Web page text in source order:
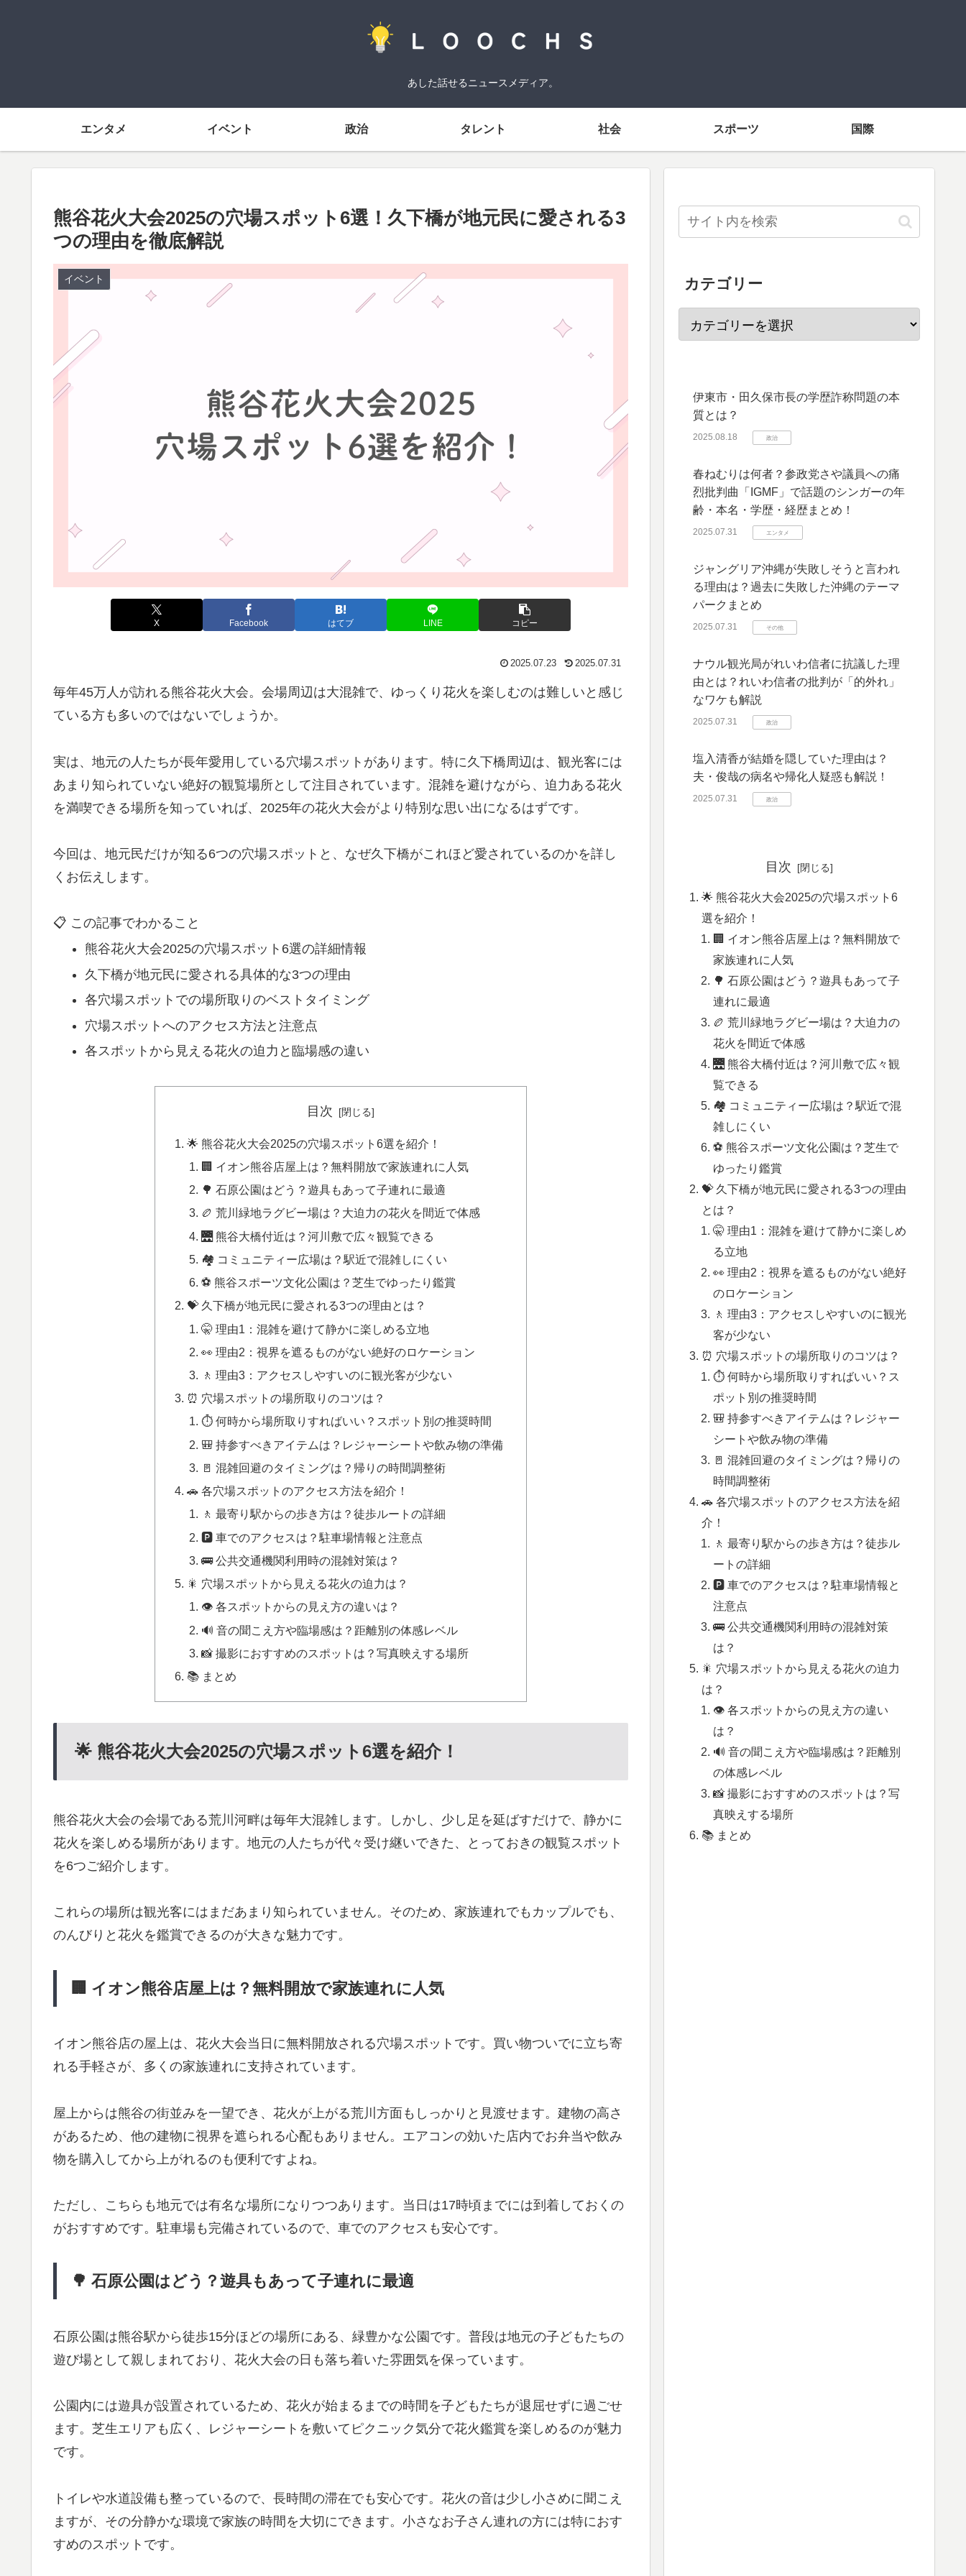
あした話せるニュースメディア。
エンタメ イベント 政治 タレント 社会 スポーツ 国際
熊谷花火大会2025の穴場スポット6選！久下橋が地元民に愛される3
つの理由を徹底解説
イベント
X Facebook はてブ LINE コピー
2025.07.23 2025.07.31
毎年45万人が訪れる熊谷花火大会。会場周辺は大混雑で、ゆっくり花火を楽しむのは難しいと感じ
ている方も多いのではないでしょうか。
実は、地元の人たちが長年愛用している穴場スポットがあります。特に久下橋周辺は、観光客には
あまり知られていない絶好の観覧場所として注目されています。混雑を避けながら、迫力ある花火
を満喫できる場所を知っていれば、2025年の花火大会がより特別な思い出になるはずです。
今回は、地元民だけが知る6つの穴場スポットと、なぜ久下橋がこれほど愛されているのかを詳し
くお伝えします。
📋 この記事でわかること
熊谷花火大会2025の穴場スポット6選の詳細情報
久下橋が地元民に愛される具体的な3つの理由
各穴場スポットでの場所取りのベストタイミング
穴場スポットへのアクセス方法と注意点
各スポットから見える花火の迫力と臨場感の違い
目次
🌟 熊谷花火大会2025の穴場スポット6選を紹介！
🏢 イオン熊谷店屋上は？無料開放で家族連れに人気
🌳 石原公園はどう？遊具もあって子連れに最適
🏉 荒川緑地ラグビー場は？大迫力の花火を間近で体感
🌉 熊谷大橋付近は？河川敷で広々観覧できる
🏘️ コミュニティー広場は？駅近で混雑しにくい
⚽ 熊谷スポーツ文化公園は？芝生でゆったり鑑賞
💝 久下橋が地元民に愛される3つの理由とは？
🤫 理由1：混雑を避けて静かに楽しめる立地
👀 理由2：視界を遮るものがない絶好のロケーション
🚶 理由3：アクセスしやすいのに観光客が少ない
⏰ 穴場スポットの場所取りのコツは？
⏱️ 何時から場所取りすればいい？スポット別の推奨時間
🎒 持参すべきアイテムは？レジャーシートや飲み物の準備
🚪 混雑回避のタイミングは？帰りの時間調整術
🚗 各穴場スポットのアクセス方法を紹介！
🚶 最寄り駅からの歩き方は？徒歩ルートの詳細
🅿️ 車でのアクセスは？駐車場情報と注意点
🚌 公共交通機関利用時の混雑対策は？
🎇 穴場スポットから見える花火の迫力は？
👁️ 各スポットからの見え方の違いは？
🔊 音の聞こえ方や臨場感は？距離別の体感レベル
📸 撮影におすすめのスポットは？写真映えする場所
📚 まとめ
🌟 熊谷花火大会2025の穴場スポット6選を紹介！
熊谷花火大会の会場である荒川河畔は毎年大混雑します。しかし、少し足を延ばすだけで、静かに
花火を楽しめる場所があります。地元の人たちが代々受け継いできた、とっておきの観覧スポット
を6つご紹介します。
これらの場所は観光客にはまだあまり知られていません。そのため、家族連れでもカップルでも、
のんびりと花火を鑑賞できるのが大きな魅力です。
🏢 イオン熊谷店屋上は？無料開放で家族連れに人気
イオン熊谷店の屋上は、花火大会当日に無料開放される穴場スポットです。買い物ついでに立ち寄
れる手軽さが、多くの家族連れに支持されています。
屋上からは熊谷の街並みを一望でき、花火が上がる荒川方面もしっかりと見渡せます。建物の高さ
があるため、他の建物に視界を遮られる心配もありません。エアコンの効いた店内でお弁当や飲み
物を購入してから上がれるのも便利ですよね。
ただし、こちらも地元では有名な場所になりつつあります。当日は17時頃までには到着しておくの
がおすすめです。駐車場も完備されているので、車でのアクセスも安心です。
🌳 石原公園はどう？遊具もあって子連れに最適
石原公園は熊谷駅から徒歩15分ほどの場所にある、緑豊かな公園です。普段は地元の子どもたちの
遊び場として親しまれており、花火大会の日も落ち着いた雰囲気を保っています。
公園内には遊具が設置されているため、花火が始まるまでの時間を子どもたちが退屈せずに過ごせ
ます。芝生エリアも広く、レジャーシートを敷いてピクニック気分で花火鑑賞を楽しめるのが魅力
です。
トイレや水道設備も整っているので、長時間の滞在でも安心です。花火の音は少し小さめに聞こえ
ますが、その分静かな環境で家族の時間を大切にできます。小さなお子さん連れの方には特におす
すめのスポットです。
カテゴリー
伊東市・田久保市長の学歴詐称問題の本
質とは？
2025.08.18 政治
春ねむりは何者？参政党さや議員への痛
烈批判曲「IGMF」で話題のシンガーの年
齢・本名・学歴・経歴まとめ！
2025.07.31 エンタメ
ジャングリア沖縄が失敗しそうと言われ
る理由は？過去に失敗した沖縄のテーマ
パークまとめ
2025.07.31 その他
ナウル観光局がれいわ信者に抗議した理
由とは？れいわ信者の批判が「的外れ」
なワケも解説
2025.07.31 政治
塩入清香が結婚を隠していた理由は？
夫・俊哉の病名や帰化人疑惑も解説！
2025.07.31 政治
目次
🌟 熊谷花火大会2025の穴場スポット6
選を紹介！
🏢 イオン熊谷店屋上は？無料開放で
家族連れに人気
🌳 石原公園はどう？遊具もあって子
連れに最適
🏉 荒川緑地ラグビー場は？大迫力の
花火を間近で体感
🌉 熊谷大橋付近は？河川敷で広々観
覧できる
🏘️ コミュニティー広場は？駅近で混
雑しにくい
⚽ 熊谷スポーツ文化公園は？芝生で
ゆったり鑑賞
💝 久下橋が地元民に愛される3つの理由
とは？
🤫 理由1：混雑を避けて静かに楽しめ
る立地
👀 理由2：視界を遮るものがない絶好
のロケーション
🚶 理由3：アクセスしやすいのに観光
客が少ない
⏰ 穴場スポットの場所取りのコツは？
⏱️ 何時から場所取りすればいい？ス
ポット別の推奨時間
🎒 持参すべきアイテムは？レジャー
シートや飲み物の準備
🚪 混雑回避のタイミングは？帰りの
時間調整術
🚗 各穴場スポットのアクセス方法を紹
介！
🚶 最寄り駅からの歩き方は？徒歩ル
ートの詳細
🅿️ 車でのアクセスは？駐車場情報と
注意点
🚌 公共交通機関利用時の混雑対策
は？
🎇 穴場スポットから見える花火の迫力
は？
👁️ 各スポットからの見え方の違い
は？
🔊 音の聞こえ方や臨場感は？距離別
の体感レベル
📸 撮影におすすめのスポットは？写
真映えする場所
📚 まとめ